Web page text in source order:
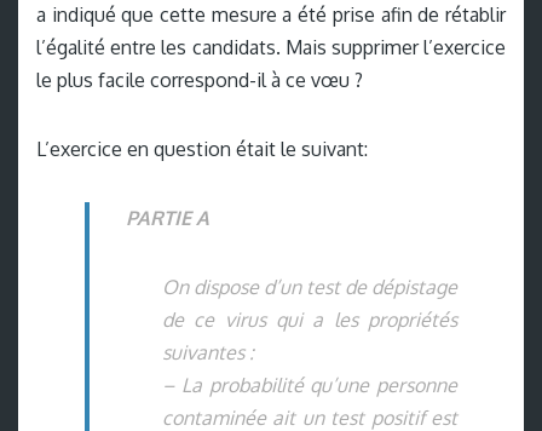
a indiqué que cette mesure a été prise afin de rétablir
l’égalité entre les candidats. Mais supprimer l’exercice
le plus facile correspond-il à ce vœu ?
L’exercice en question était le suivant:
PARTIE A
On dispose d’un test de dépistage
de ce virus qui a les propriétés
suivantes :
– La probabilité qu’une personne
contaminée ait un test positif est